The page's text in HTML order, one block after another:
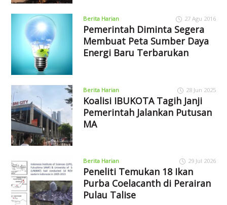
Berita Harian 27 Agu 2016
Pemerintah Diminta Segera
Membuat Peta Sumber Daya
Energi Baru Terbarukan
Berita Harian 28 Jun 2025
Koalisi IBUKOTA Tagih Janji
Pemerintah Jalankan Putusan
MA
Berita Harian 29 Jul 2026
Peneliti Temukan 18 Ikan
Purba Coelacanth di Perairan
Pulau Talise